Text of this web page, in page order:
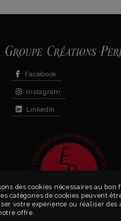
des cookies nécessaires au bon
catégories de cookies peuvent
votre expérience ou réaliser des
offre.
Facebook
Instagram
LinkedIn